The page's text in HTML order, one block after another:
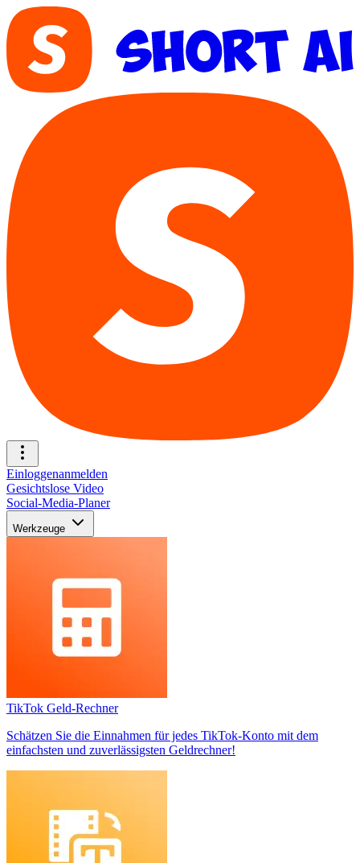
Einloggenanmelden
Gesichtslose Video
Social-Media-Planer
Werkzeuge
TikTok Geld-Rechner
Schätzen Sie die Einnahmen für jedes TikTok-Konto mit dem
einfachsten und zuverlässigsten Geldrechner!